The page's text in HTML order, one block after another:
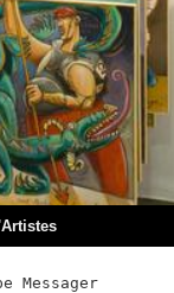
Messager